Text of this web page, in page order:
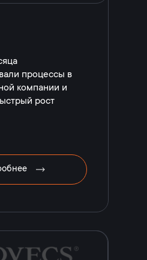
процессы в
компании и
рост